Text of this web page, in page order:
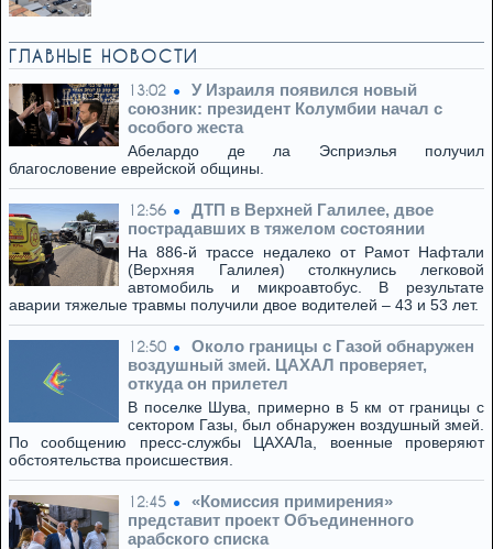
ГЛАВНЫЕ НОВОСТИ
13:02
У Израиля появился новый
союзник: президент Колумбии начал с
особого жеста
Абелардо де ла Эсприэлья получил
благословение еврейской общины.
12:56
ДТП в Верхней Галилее, двое
пострадавших в тяжелом состоянии
На 886-й трассе недалеко от Рамот Нафтали
(Верхняя Галилея) столкнулись легковой
автомобиль и микроавтобус. В результате
аварии тяжелые травмы получили двое водителей – 43 и 53 лет.
12:50
Около границы с Газой обнаружен
воздушный змей. ЦАХАЛ проверяет,
откуда он прилетел
В поселке Шува, примерно в 5 км от границы с
сектором Газы, был обнаружен воздушный змей.
По сообщению пресс-службы ЦАХАЛа, военные проверяют
обстоятельства происшествия.
12:45
«Комиссия примирения»
представит проект Объединенного
арабского списка